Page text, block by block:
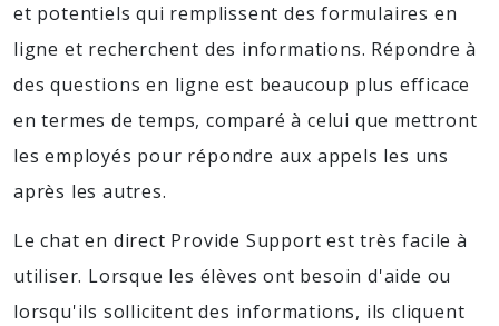
et potentiels qui remplissent des formulaires en
ligne et recherchent des informations. Répondre à
des questions en ligne est beaucoup plus efficace
en termes de temps, comparé à celui que mettront
les employés pour répondre aux appels les uns
après les autres.
Le chat en direct Provide Support est très facile à
utiliser. Lorsque les élèves ont besoin d'aide ou
lorsqu'ils sollicitent des informations, ils cliquent